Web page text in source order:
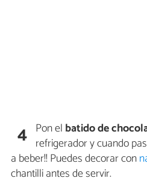
4 Pon el batido de
refrigerador y cuando
a beber!! Puedes decorar con
chantilli antes de servir.